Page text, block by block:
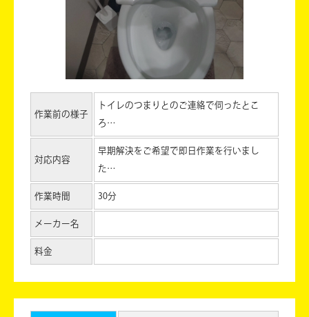
作業前の様子
トイレのつまりとのご連絡で伺ったとこ
ろ…
対応内容
早期解決をご希望で即日作業を行いまし
た…
作業時間 30分
メーカー名
料金